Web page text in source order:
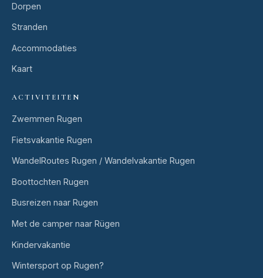
Dorpen
Stranden
Accommodaties
Kaart
ACTIVITEITEN
Zwemmen Rugen
Fietsvakantie Rugen
WandelRoutes Rugen / Wandelvakantie Rugen
Boottochten Rugen
Busreizen naar Rugen
Met de camper naar Rügen
Kindervakantie
Wintersport op Rugen?